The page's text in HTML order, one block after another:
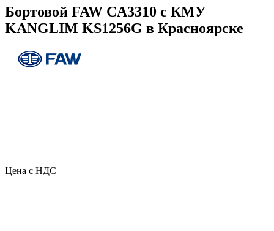
Бортовой FAW CA3310 с КМУ
KANGLIM KS1256G в Красноярске
Цена с НДС